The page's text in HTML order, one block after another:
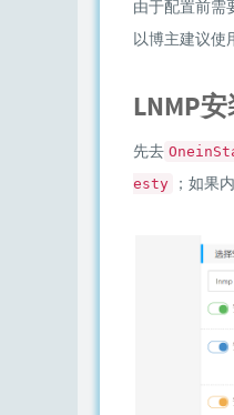
由于配置前需
以博主建议使
LNMP
先去
esty
；如果